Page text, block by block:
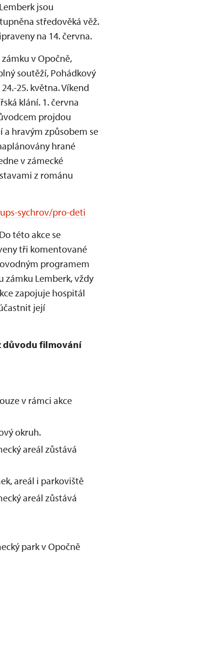
jsou
středověká věž.
na 14. června.
v Opočně,
soutěží, Pohádkový
25. května. Víkend
klání. 1. června
projdou
hravým způsobem se
hrané
v zámecké
z románu
sychrov/pro-deti
této akce se
tři komentované
programem
zámku Lemberk, vždy
zapojuje hospitál
její
důvodu filmování
v rámci akce
okruh.
areál zůstává
areál i parkoviště
areál zůstává
park v Opočně